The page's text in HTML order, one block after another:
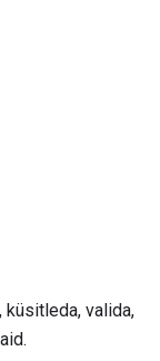
küsitleda, valida,